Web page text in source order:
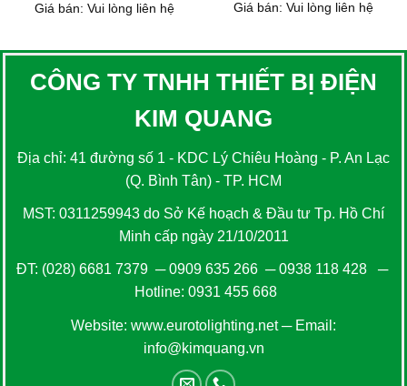
Giá bán: Vui lòng liên hệ
Giá bán: Vui lòng liên hệ
CÔNG TY TNHH THIẾT BỊ ĐIỆN
KIM QUANG
Địa chỉ: 41 đường số 1 - KDC Lý Chiêu Hoàng - P. An Lạc
(Q. Bình Tân) - TP. HCM
MST: 0311259943 do Sở Kế hoạch & Đầu tư Tp. Hồ Chí
Minh cấp ngày 21/10/2011
ĐT: (028) 6681 7379 ─0909 635 266─0938 118 428─
Hotline: 0931 455 668
Website: www.eurotolighting.net─ Email:
info@kimquang.vn